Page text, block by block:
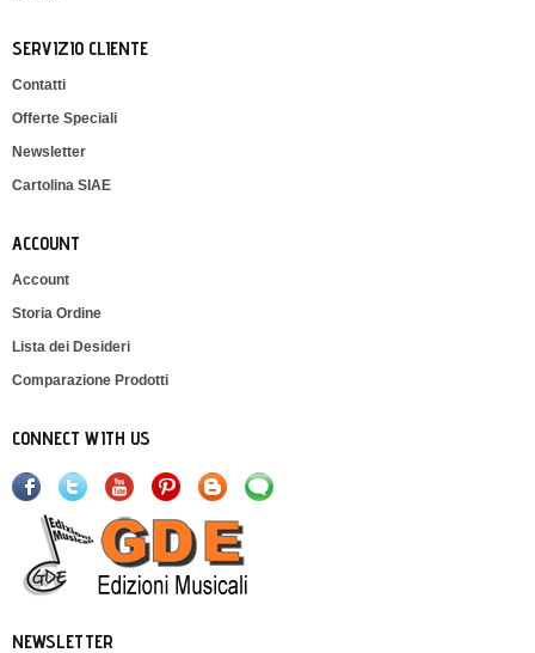
SERVIZIO CLIENTE
Contatti
Offerte Speciali
Newsletter
Cartolina SIAE
ACCOUNT
Account
Storia Ordine
Lista dei Desideri
Comparazione Prodotti
CONNECT WITH US
NEWSLETTER